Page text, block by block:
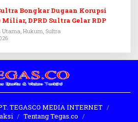
Bongkar Dugaan Korupsi
Miliar, DPRD Sultra Gelar RDP
Utama, Hukum, Sultra
TEGASCO MEDIA INTERNET
Tentang Tegas.co